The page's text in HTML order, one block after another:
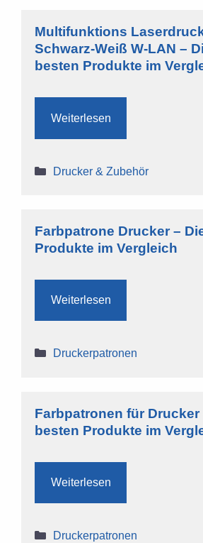
Multifunktions
Schwarz-Weiß W-LAN –
besten Produkte im
Weiterlesen
Kategorien
Drucker & Zubehör
Farbpatrone Drucker –
Produkte im Vergleich
Weiterlesen
Kategorien
Druckerpatronen
Farbpatronen für Drucker
besten Produkte im
Weiterlesen
Kategorien
Druckerpatronen